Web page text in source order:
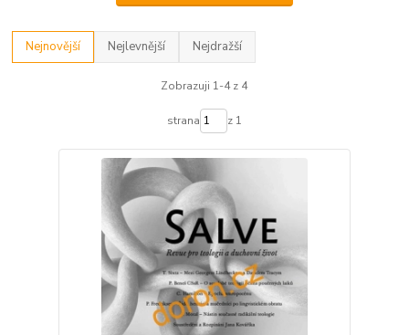
Nejnovější Nejlevnější Nejdražší
Zobrazuji 1-4 z 4
strana z 1